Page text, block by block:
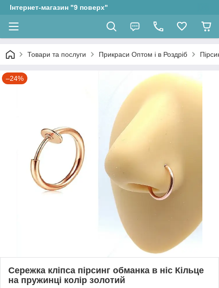
Інтернет-магазин "9 поверх"
Товари та послуги Прикраси Оптом і в Роздріб
–24%
Сережка кліпса пірсинг обманка в ніс Кільце
на пружинці колір золотий